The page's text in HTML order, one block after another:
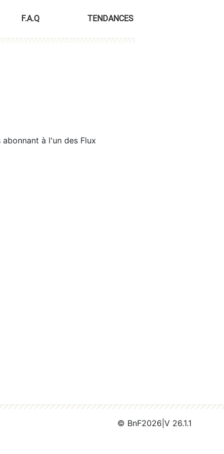
F.A.Q TENDANCES
à l'un des Flux
© BnF2026 V 26.1.1